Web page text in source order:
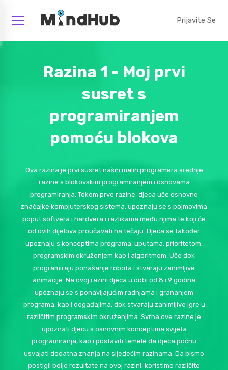
Prijavite Se
Razina 1 - Moj prvi
susret s
programiranjem
pomoću blokova
Ova razina je prvi susret naših malih programera srednje
razine s blokovskim programiranjem i osnovama
programiranja. Tokom prve razine, djeca uče osnovne
značajke kompjuterskog sistema, upoznaju se s pojmovima
poput softvera i hardvera i razlikama među njima te koji će
od ovih dijelova proučavati na tečaju. Djeca se također
upoznaju s konceptima programa, uputama, prioritetom,
programskim okruženjem kao i algoritmom. Uče dok
programiraju ponašanje robota i stvaraju zanimljive
animacije. Na ovoj razini djeca u dobi od 8 i 9 godina
upoznaju se s ponavljajućim radnjama i grananjem
programa, kao i događajima, dok stvaraju zanimljive igre u
različitim programskim okruženjima. Svrha ove razine je
upoznati djecu s osnovnim konceptima svijeta
programiranja, kao i postaviti temele da djeca počnu
usvajati ​​dodatna znanja na sljedećim razinama. Da bismo
postigli bolje rezultate na ovoj razini, koristimo različite